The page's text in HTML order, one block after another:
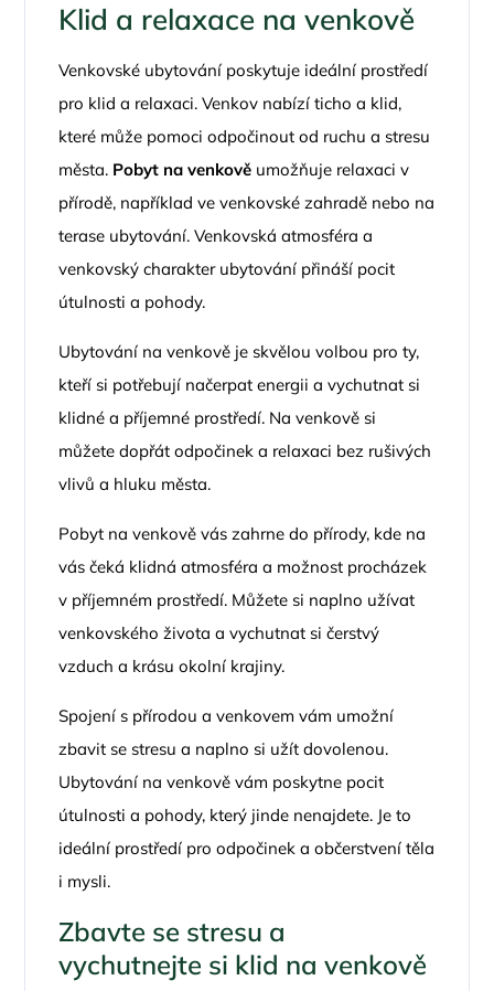
Klid a relaxace na venkově
Venkovské ubytování poskytuje ideální prostředí
pro klid a relaxaci. Venkov nabízí ticho a klid,
které může pomoci odpočinout od ruchu a stresu
města. Pobyt na venkově umožňuje relaxaci v
přírodě, například ve venkovské zahradě nebo na
terase ubytování. Venkovská atmosféra a
venkovský charakter ubytování přináší pocit
útulnosti a pohody.
Ubytování na venkově je skvělou volbou pro ty,
kteří si potřebují načerpat energii a vychutnat si
klidné a příjemné prostředí. Na venkově si
můžete dopřát odpočinek a relaxaci bez rušivých
vlivů a hluku města.
Pobyt na venkově vás zahrne do přírody, kde na
vás čeká klidná atmosféra a možnost procházek
v příjemném prostředí. Můžete si naplno užívat
venkovského života a vychutnat si čerstvý
vzduch a krásu okolní krajiny.
Spojení s přírodou a venkovem vám umožní
zbavit se stresu a naplno si užít dovolenou.
Ubytování na venkově vám poskytne pocit
útulnosti a pohody, který jinde nenajdete. Je to
ideální prostředí pro odpočinek a občerstvení těla
i mysli.
Zbavte se stresu a
vychutnejte si klid na venkově